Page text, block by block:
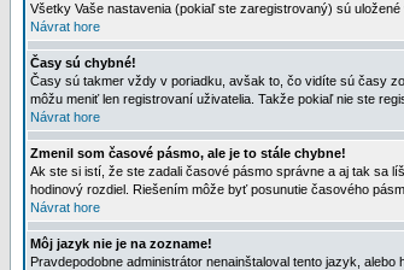
Všetky Vaše nastavenia (pokiaľ ste zaregistrovaný) sú
Návrat hore
Časy sú chybné!
Časy sú takmer vždy v poriadku, avšak to, čo vidíte sú časy
môžu meniť len registrovaní uživatelia. Takže pokiaľ nie ste
Návrat hore
Zmenil som časové pásmo, ale je to stále chybne!
Ak ste si istí, že ste zadali časové pásmo správne a aj tak sa
hodinový rozdiel. Riešením môže byť posunutie časového
Návrat hore
Môj jazyk nie je na zozname!
Pravdepodobne administrátor nenainštaloval tento jazyk,